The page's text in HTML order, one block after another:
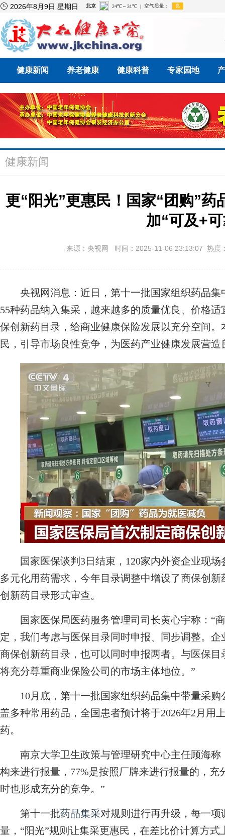
 2026年8月9日 星期日
健康新闻 养老健康 健康科普 专家园地
健康新闻
更“阳光”更惠民！国家“团购”
加“可及+
来源：央视网 时间：2025-11-06 23:13:07 热度
央视网消息：近日，第十一批国家组织药品集
55种药品纳入集采，越来越多的质量优良、价格
保创新药目录，给商业健康保险发展以充分空间。
民，引导市场良性竞争，为医药产业健康发展营造
国家医保谈判3日结束，120家内外资企业现场
多元化用药需求，今年目录调整中增设了商保创
创新药目录形式审查。
国家医保局医药服务管理司司长黄心宇称：“
定，我们考虑与医保目录同时申报、同步调整。
商保创新药目录，也可以同时申报两者。与医保
将充分尊重商业保险公司的市场主体地位。”
10月底，第十一批国家组织药品集中带量采购
盖多种常用药品，全国患者预计将于2026年2月用
药。
南京大学卫生政策与管理研究中心主任顾海称
构来进行报量，77%是按照厂牌来进行报量的，
时也形成充分的竞争。”
第十一批药品集采对规则进行再升级，每一
量，“阳光”规则让集采更惠民，在差比价计算方